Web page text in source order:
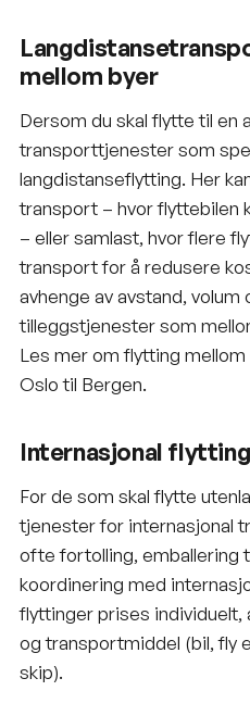
mellom byer
Dersom du skal flytte til en
transporttjenester som
langdistanseflytting. Her
transport – hvor flyttebilen
– eller samlast, hvor flere
transport for å redusere
avhenge av avstand, volum
tilleggstjenester som
Les mer omflytting
Oslo til Bergen.
Internasjonal flytting
For de som skal flytte
tjenester for internasjonal
ofte fortolling, emballering
koordinering med
flyttinger prises individuelt,
og transportmiddel (bil, fly
skip).